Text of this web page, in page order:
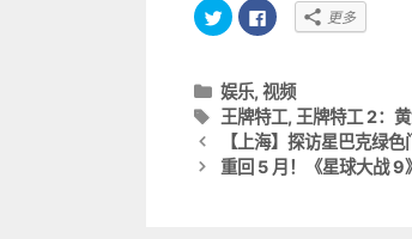
点
击
w
i
t
t
r
上
点
击
a
c
e
b
o
o
k
更多
分
类
目
录
娱乐, 视频
标
签
王牌特工, 王牌特工 2：
文
章
【上海】探访星巴克绿
重回 5 月！《星球大战